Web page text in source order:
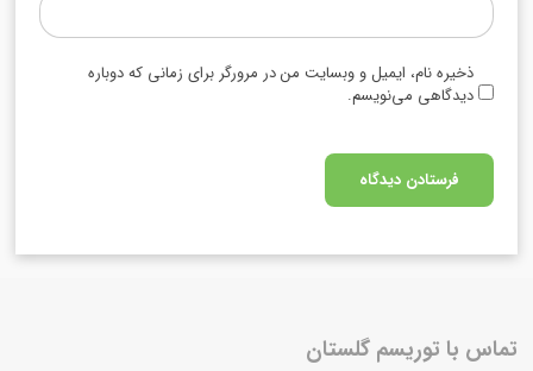
ذخیره نام، ایمیل و وبسایت من در مرورگر برای زمانی که دوباره
دیدگاهی می‌نویسم.
تماس با توریسم گلستان